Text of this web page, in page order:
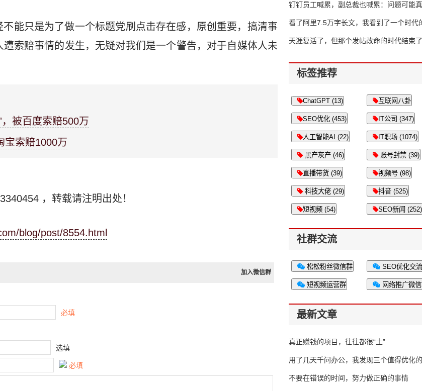
能只是为了做一个标题党刷点击存在感，原创重要，搞清事
索赔事情的发生，无疑对我们是一个警告，对于自媒体人未
被百度索赔500万
宝索赔1000万
，转载请注明出处！
blog/post/8554.html
加入微信群
必填
选填
必填
钉钉员工喊累，副总裁也喊累：问题可能
了
看了阿里7.5万字长文，我看到了一个时代
天涯复活了，但那个发帖改命的时代结束了
标签推荐
ChatGPT (13) 互联网八卦
SEO优化 (453) IT公司 (347)
人工智能AI (22) IT职场 (1074)
黑产灰产 (46) 账号封禁 (39)
直播带货 (39) 视频号 (98)
科技大佬 (29) 抖音 (525)
短视频 (54) SEO新闻 (252)
社群交流
松松粉丝微信群 SEO优化交
短视频运营群 网络推广微
最新文章
真正赚钱的项目，往往都很“土”
用了几天千问办公，我发现三个值得优化
不要在错误的时间，努力做正确的事情